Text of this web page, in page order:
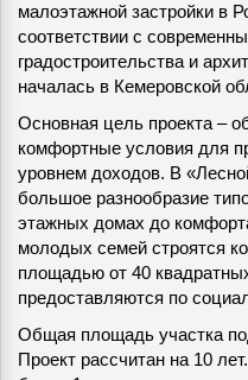
малоэтажной застройки в
соответствии с
градостроительства и
началась в Кемеровской
Основная цель проекта –
комфортные условия для
уровнем доходов. В
большое разнообразие
этажных домах до
молодых семей строятся
площадью от 40
предоставляются по
Общая площадь участка
Проект рассчитан на 10